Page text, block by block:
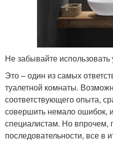
Не забывайте использовать
Это – один из самых
туалетной комнаты.
соответствующего опыта,
совершить немало ошибок,
специалистам. Но впрочем,
последовательности, все в